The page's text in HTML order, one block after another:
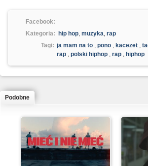
Facebook:
Kategoria:
hip hop, muzyka, rap
Tagi: ja mam na to , pono , kacezet ,
rap , polski hiphop , rap , hiphop
Podobne